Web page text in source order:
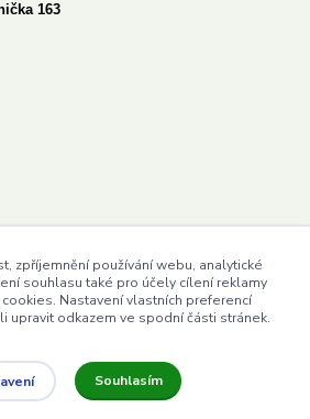
163
sběr cookies.
zpříjemnění používání webu, analytické
souhlasu také pro účely cílení reklamy
Nastavení vlastních preferencí
upravit odkazem ve spodní části stránek.
Souhlasím